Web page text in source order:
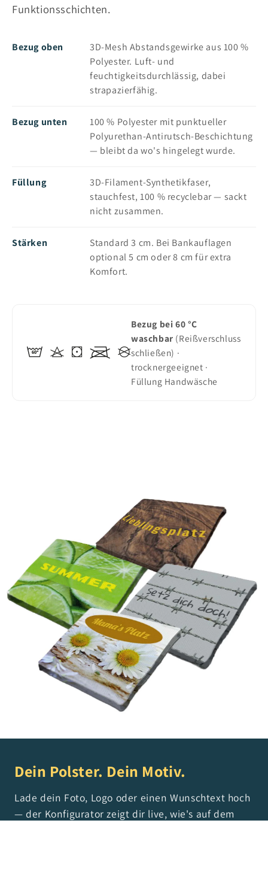
Funktionsschichten.
Bezug oben
3D-Mesh Abstandsgewirke aus 100 %
Polyester. Luft- und
feuchtigkeitsdurchlässig, dabei
strapazierfähig.
Bezug unten
100 % Polyester mit punktueller
Polyurethan-Antirutsch-Beschichtung
— bleibt da wo's hingelegt wurde.
Füllung
3D-Filament-Synthetikfaser,
stauchfest, 100 % recyclebar — sackt
nicht zusammen.
Stärken
Standard 3 cm. Bei Bankauflagen
optional 5 cm oder 8 cm für extra
Komfort.
Bezug bei 60 °C
waschbar (Reißverschluss
schließen) ·
trocknergeeignet ·
Füllung Handwäsche
Dein Polster. Dein Motiv.
Lade dein Foto, Logo oder einen Wunschtext hoch
— der Konfigurator zeigt dir live, wie's auf dem